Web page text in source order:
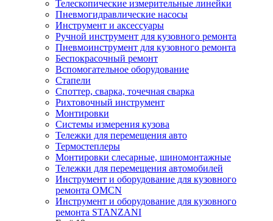
Телескопические измерительные линейки
Пневмогидравлические насосы
Инструмент и аксессуары
Ручной инструмент для кузовного ремонта
Пневмоинструмент для кузовного ремонта
Беспокрасочный ремонт
Вспомогательное оборудование
Стапели
Споттер, сварка, точечная сварка
Рихтовочный инструмент
Монтировки
Системы измерения кузова
Тележки для перемещения авто
Термостеплеры
Монтировки слесарные, шиномонтажные
Тележки для перемещения автомобилей
Инструмент и оборудование для кузовного
ремонта OMCN
Инструмент и оборудование для кузовного
ремонта STANZANI